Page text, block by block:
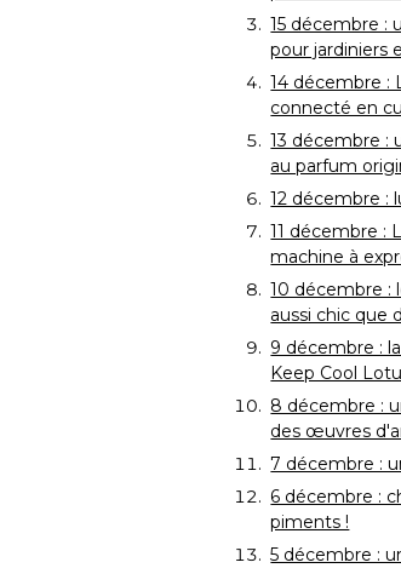
15 décembre :
pour jardiniers
14 décembre :
connecté en
13 décembre :
au parfum
12 décembre :
11 décembre :
machine à
10 décembre :
aussi chic que
9 décembre :
Keep Cool
8 décembre :
des œuvres
7 décembre :
6 décembre :
piments !
5 décembre :